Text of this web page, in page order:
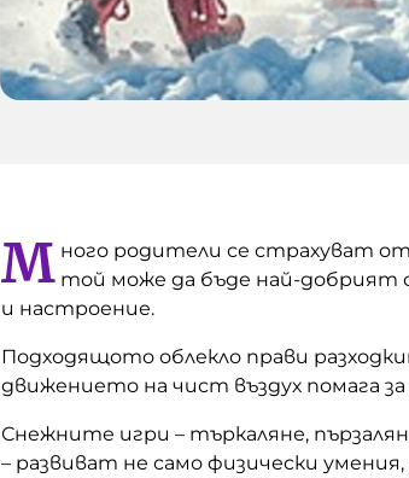
М ного родители се страхуват
той може да бъде най-добрият
и настроение.
Подходящото облекло прави
движението на чист въздух помага
Снежните игри – търкаляне,
– развиват не само физически